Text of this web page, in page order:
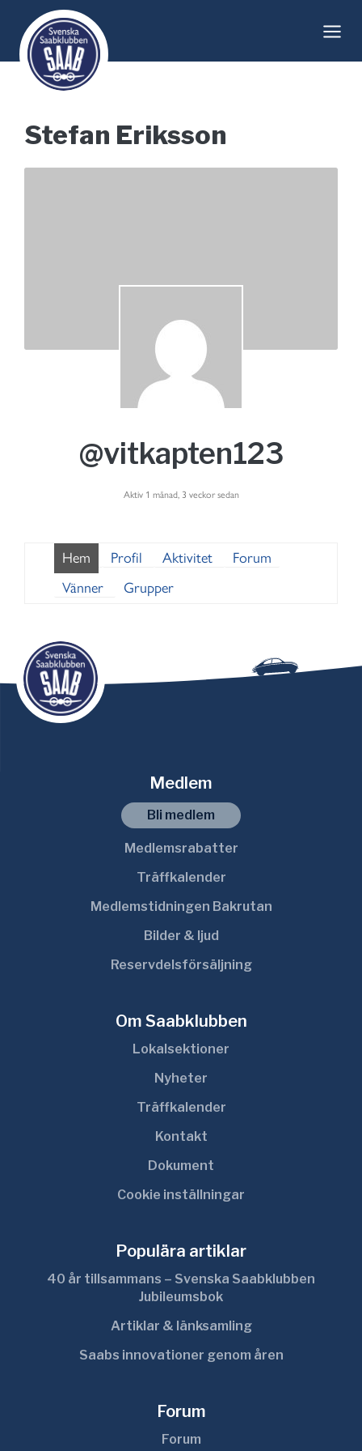
content
Stefan Eriksson
@vitkapten123
Aktiv 1 månad, 3 veckor sedan
Hem Profil Aktivitet
Forum
Vänner
Grupper
Medlem
Bli medlem
Medlemsrabatter
Träffkalender
Medlemstidningen Bakrutan
Bilder & ljud
Reservdelsförsäljning
Om Saabklubben
Lokalsektioner
Nyheter
Träffkalender
Kontakt
Dokument
Cookie inställningar
Populära artiklar
40 år tillsammans – Svenska Saabklubben
Jubileumsbok
Artiklar & länksamling
Saabs innovationer genom åren
Forum
Forum